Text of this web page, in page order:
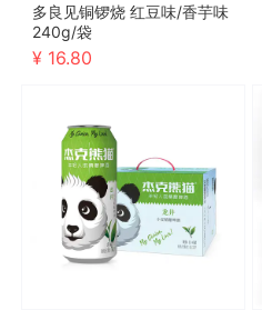
多良见铜锣烧 红豆味/香芋味
240g/袋
¥ 16.80